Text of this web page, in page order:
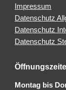
Impressum
Datenschutz
Datenschutz
Datenschutz
Montag bis